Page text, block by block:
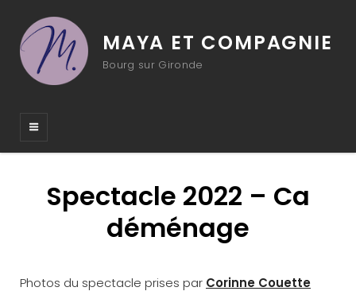
MAYA ET COMPAGNIE
Bourg sur Gironde
Spectacle 2022 – Ca
déménage
Photos du spectacle prises par Corinne Couette